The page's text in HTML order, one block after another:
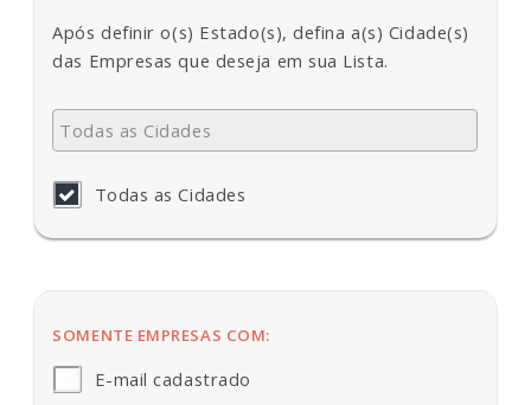
Após definir o(s) Estado(s), defina a(s) Cidade(s)
das Empresas que deseja em sua Lista.
Todas as Cidades
SOMENTE EMPRESAS COM:
E-mail cadastrado